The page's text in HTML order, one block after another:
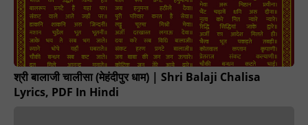
श्री बालाजी चालीसा (मेहंदीपुर धाम) | Shri Balaji Chalisa
Lyrics, PDF In Hindi